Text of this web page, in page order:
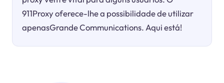
911Proxy oferece-lhe a possibilidade de utilizar
apenasGrande Communications. Aqui está!